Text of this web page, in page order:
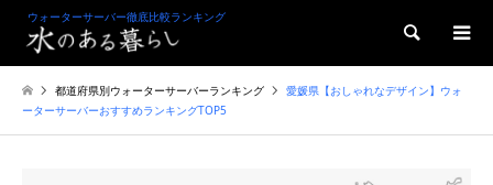
ウォーターサーバー徹底比較ランキング
検索
都道府県別ウォーターサーバーランキング
愛媛県【おしゃれなデザイン】ウォ
ーターサーバーおすすめランキングTOP5